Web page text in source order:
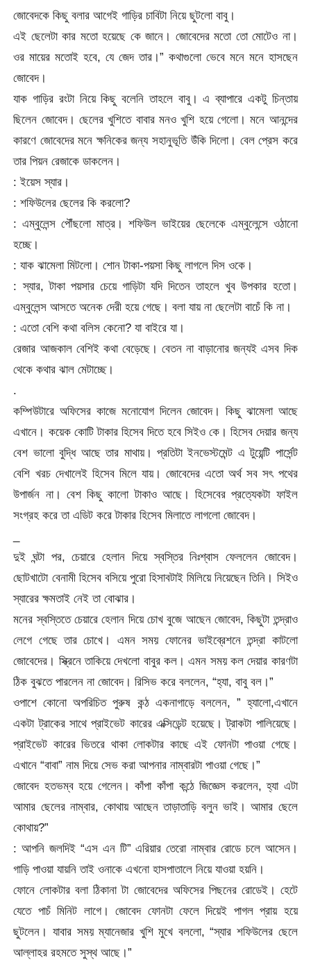
জোবেদকে কিছু বলার আগেই গাড়ির চাবিটা নিয়ে ছুটলো বাবু।
এই ছেলেটা কার মতো হয়েছে কে জানে। জোবেদের মতো তো মোটেও না।
ওর মায়ের মতোই হবে, যে জেদ তার।” কথাগুলো ভেবে মনে মনে হাসছেন
জোবেদ।
যাক গাড়ির রংটা নিয়ে কিছু বলেনি তাহলে বাবু। এ ব্যাপারে একটু চিন্তায়
ছিলেন জোবেদ। ছেলের খুশিতে বাবার মনও খুশি হয়ে গেলো। মনে আনন্দের
কারণে জোবেদের মনে ক্ষনিকের জন্য সহানুভূতি উঁকি দিলো। বেল প্রেস করে
তার পিয়ন রেজাকে ডাকলেন।
: ইয়েস স্যার।
: শফিউলের ছেলের কি করলো?
: এম্বুলেন্স পৌঁছলো মাত্র। শফিউল ভাইয়ের ছেলেকে এম্বুলেন্সে ওঠানো
হচ্ছে।
: যাক ঝামেলা মিটলো। শোন টাকা-পয়সা কিছু লাগলে দিস ওকে।
: স্যার, টাকা পয়সার চেয়ে গাড়িটা যদি দিতেন তাহলে খুব উপকার হতো।
এম্বুলেন্স আসতে অনেক দেরী হয়ে গেছে। বলা যায় না ছেলেটা বাচেঁ কি না।
: এতো বেশি কথা বলিস কেনো? যা বাইরে যা।
রেজার আজকাল বেশিই কথা বেড়েছে। বেতন না বাড়ানোর জন্যই এসব দিক
থেকে কথার ঝাল মেটাচ্ছে।
.
কম্পিউটারে অফিসের কাজে মনোযোগ দিলেন জোবেদ। কিছু ঝামেলা আছে
এখানে। কয়েক কোটি টাকার হিসেব দিতে হবে সিইও কে। হিসেব দেয়ার জন্য
বেশ ভালো বুদ্ধি আছে তার মাথায়। প্রতিটা ইনভেস্টমেন্ট এ টুয়েন্টি পার্সেন্ট
বেশি খরচ দেখালেই হিসেব মিলে যায়। জোবেদের এতো অর্থ সব সৎ পথের
উপার্জন না। বেশ কিছু কালো টাকাও আছে। হিসেবের প্রত্যেকটা ফাইল
সংগ্রহ করে তা এডিট করে টাকার হিসেব মিলাতে লাগলো জোবেদ।
দুই ঘন্টা পর, চেয়ারে হেলান দিয়ে স্বস্তির নিঃশ্বাস ফেললেন জোবেদ।
ছোটখাটো বেনামী হিসেব বসিয়ে পুরো হিসাবটাই মিলিয়ে নিয়েছেন তিনি। সিইও
স্যারের ক্ষমতাই নেই তা বোঝার।
মনের স্বস্তিতে চেয়ারে হেলান দিয়ে চোখ বুজে আছেন জোবেদ, কিছুটা তন্দ্রাও
লেগে গেছে তার চোখে। এমন সময় ফোনের ভাইব্রেশনে তন্দ্রা কাটলো
জোবেদের। স্ক্রিনে তাকিয়ে দেখলো বাবুর কল। এমন সময় কল দেয়ার কারণটা
ঠিক বুঝতে পারলেন না জোবেদ। রিসিভ করে বললেন, “হ্যা, বাবু বল।”
ওপাশে কোনো অপরিচিত পুরুষ কন্ঠ একনাগাড়ে বললেন, ” হ্যালো,এখানে
একটা ট্রাকের সাথে প্রাইভেট কারের এক্সিডেন্ট হয়েছে। ট্রাকটা পালিয়েছে।
প্রাইভেট কারের ভিতরে থাকা লোকটার কাছে এই ফোনটা পাওয়া গেছে।
এখানে “বাবা” নাম দিয়ে সেভ করা আপনার নাম্বারটা পাওয়া গেছে।”
জোবেদ হতভম্ব হয়ে গেলেন। কাঁপা কাঁপা কন্ঠে জিজ্ঞেস করলেন, হ্যা এটা
আমার ছেলের নাম্বার, কোথায় আছেন তাড়াতাড়ি বলুন ভাই। আমার ছেলে
কোথায়?”
: আপনি জলদিই “এস এন টি” এরিয়ার তেরো নাম্বার রোডে চলে আসেন।
গাড়ি পাওয়া যায়নি তাই ওনাকে এখনো হাসপাতালে নিয়ে যাওয়া হয়নি।
ফোনে লোকটার বলা ঠিকানা টা জোবেদের অফিসের পিছনের রোডেই। হেটে
যেতে পাচঁ মিনিট লাগে। জোবেদ ফোনটা ফেলে দিয়েই পাগল প্রায় হয়ে
ছুটলেন। যাবার সময় ম্যানেজার খুশি মুখে বললো, “স্যার শফিউলের ছেলে
আল্লাহর রহমতে সুস্থ আছে।”